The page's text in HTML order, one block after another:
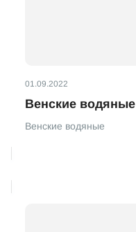
01.09.2022
Венские водяные
Венские водяные